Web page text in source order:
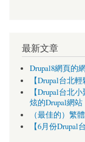
最新文章
Drupal8網頁的
【Drupal台北
【Drupal台北
炫的Drupal網站
（最佳的）繁
【6月份